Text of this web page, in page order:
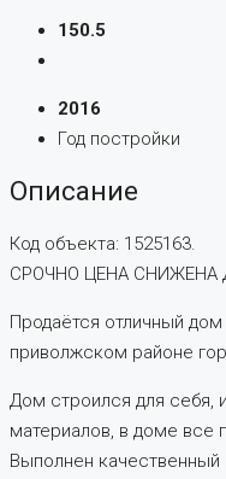
150.5
2016
Год постройки
Описание
Код объекта: 1525163.
СРОЧНО ЦЕНА СНИЖЕНА
Продаётся отличный
приволжском районе
Дом строился для себя,
материалов, в доме все
Выполнен качественный